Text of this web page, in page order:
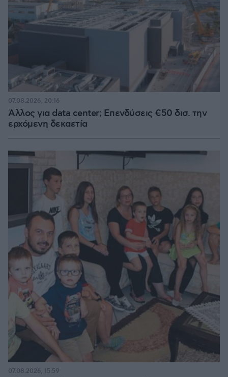
Άλλος για data center; Επενδύσεις €50 δισ. την
ερχόμενη δεκαετία
07.08.2026, 20:16
07.08.2026, 15:59